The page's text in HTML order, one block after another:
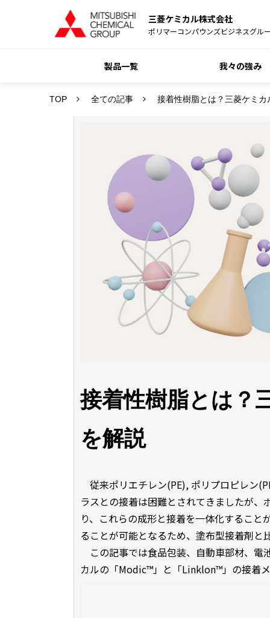
三菱ケミカル株式会社
ポリマーコンパウンズビジネスグル
製品一覧 我々の強み
TOP 全ての記事 接着性樹脂とは？三菱ケミカ
接着性樹脂とは？
を解説
従来ポリエチレン(PE), ポリプロピレン
ラスとの接着は困難とされてきましたが
り、これらの成形と接着を一体化するこ
ることが可能となるため、塗布型接着剤と
この記事では食品包装、自動車部材、電
カルの「Modic™」と「Linklon™」の接着